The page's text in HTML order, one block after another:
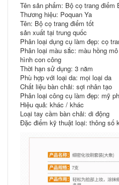
Tên sản phẩm: Bộ cọ trang điểm
Thương hiệu: Poquan Ya
Tên: Bộ cọ trang điểm tốt
sản xuất tại trung quốc
Phân loại dụng cụ làm đẹp: cọ
Phân loại màu sắc: màu hồng
hình con công
Thời hạn sử dụng: 3 năm
Phù hợp với loại da: mọi loại da
Chất liệu bàn chải: sợi nhân tạo
Phân loại công cụ làm đẹp: mỹ
Hiệu quả: khác / khác
Loại tay cầm bàn chải: di động
Đặc điểm kỹ thuật loại: thông số